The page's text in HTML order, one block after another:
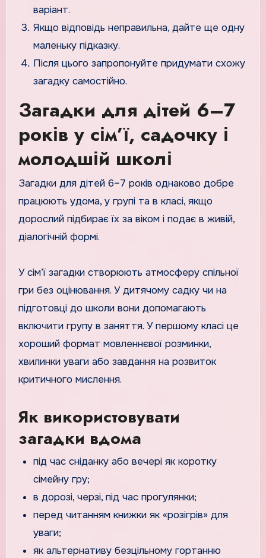
варіант.
Якщо відповідь неправильна, дайте ще одну
маленьку підказку.
Після цього запропонуйте придумати схожу
загадку самостійно.
Загадки для дітей 6–7
років у сім’ї, садочку і
молодшій школі
Загадки для дітей 6–7 років однаково добре
працюють удома, у групі та в класі, якщо
дорослий підбирає їх за віком і подає в живій,
діалогічній формі.
У сім’ї загадки створюють атмосферу спільної
гри без оцінювання. У дитячому садку чи на
підготовці до школи вони допомагають
включити групу в заняття. У першому класі це
хороший формат мовленнєвої розминки,
хвилинки уваги або завдання на розвиток
критичного мислення.
Як використовувати
загадки вдома
під час сніданку або вечері як коротку
сімейну гру;
в дорозі, черзі, під час прогулянки;
перед читанням книжки як «розігрів» для
уваги;
як альтернативу безцільному гортанню